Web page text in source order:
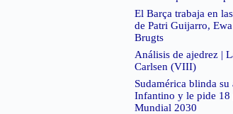
El Barça trabaja en
de Patri Guijarro,
Brugts
Análisis de ajedrez |
Carlsen (VIII)
Sudamérica blinda su
Infantino y le pide 18
Mundial 2030